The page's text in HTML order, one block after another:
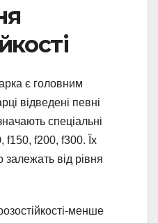
є головним
відведені певні
спеціальні
f150, f200, f300. Їх
від рівня
менше